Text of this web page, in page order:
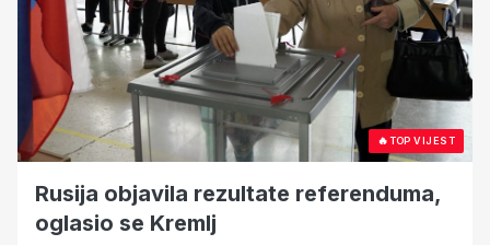
🔥TOP VIJEST
Rusija objavila rezultate referenduma,
oglasio se Kremlj